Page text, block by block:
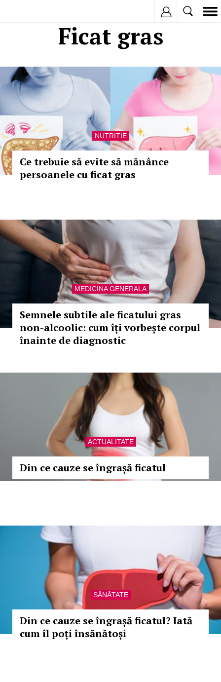
Ficat gras
NUTRITIE
Ce trebuie să evite să mănânce
persoanele cu ficat gras
MEDICINA GENERALA
Semnele subtile ale ficatului gras
non-alcoolic: cum îți vorbește corpul
înainte de diagnostic
ACTUALITATE
Din ce cauze se îngrașă ficatul
SĂNĂTATE
Din ce cauze se îngrașă ficatul? Iată
cum îl poți însănătoși